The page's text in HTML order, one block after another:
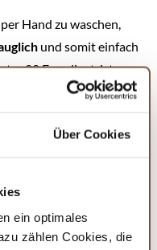
Über Cookies
ein optimales
zählen Cookies, die
Hand zu waschen,
und somit einfach
20 Euro liegt, ist
für Eltern, die ihre
Primemacht dieses
möchten.